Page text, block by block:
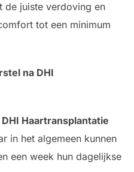
de juiste verdoving en
tot een minimum
na DHI
DHI Haartransplantatie
in het algemeen kunnen
een week hun dagelijkse